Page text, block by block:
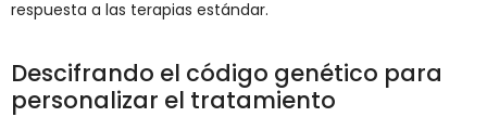
respuesta a las terapias estándar.
Descifrando el código genético para
personalizar el tratamiento